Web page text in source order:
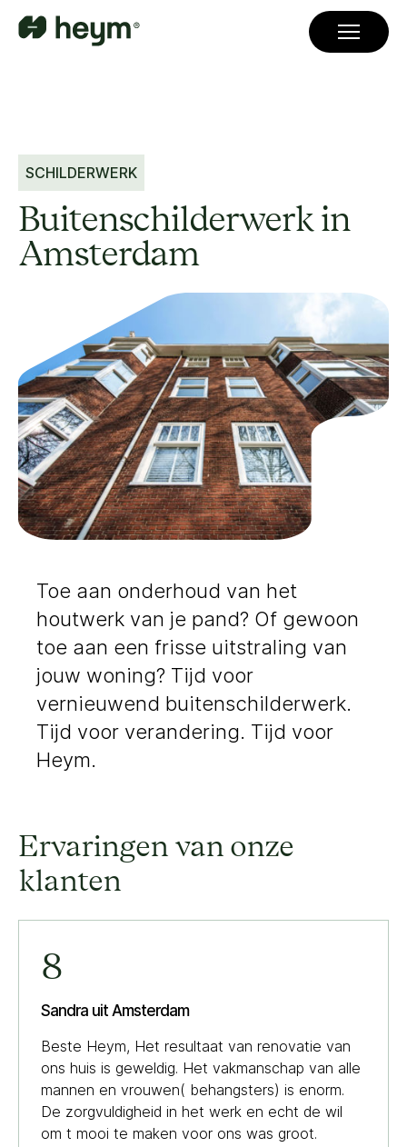
SCHILDERWERK
Buitenschilderwerk in
Amsterdam
Toe aan onderhoud van het
houtwerk van je pand? Of gewoon
toe aan een frisse uitstraling van
jouw woning? Tijd voor
vernieuwend buitenschilderwerk.
Tijd voor verandering. Tijd voor
Heym.
Ervaringen van onze
klanten
8
Sandra uit Amsterdam
Beste Heym, Het resultaat van renovatie van
ons huis is geweldig. Het vakmanschap van alle
mannen en vrouwen( behangsters) is enorm.
De zorgvuldigheid in het werk en echt de wil
om t mooi te maken voor ons was groot.